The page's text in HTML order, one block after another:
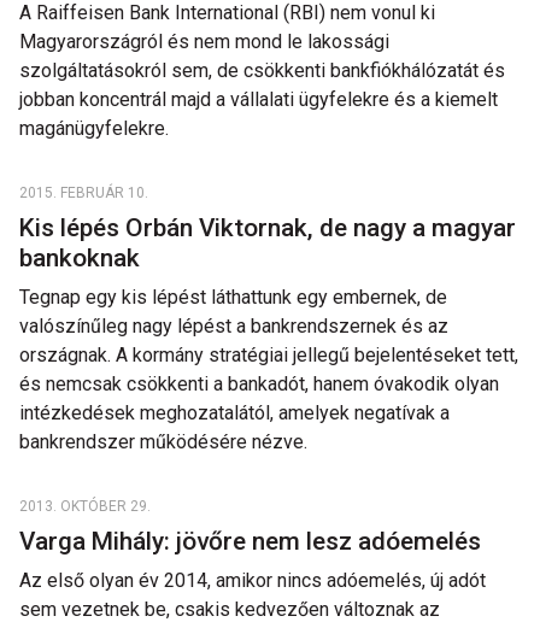
A Raiffeisen Bank International (RBI) nem vonul ki
Magyarországról és nem mond le lakossági
szolgáltatásokról sem, de csökkenti bankfiókhálózatát és
jobban koncentrál majd a vállalati ügyfelekre és a kiemelt
magánügyfelekre.
2015. FEBRUÁR 10.
Kis lépés Orbán Viktornak, de nagy a magyar
bankoknak
Tegnap egy kis lépést láthattunk egy embernek, de
valószínűleg nagy lépést a bankrendszernek és az
országnak. A kormány stratégiai jellegű bejelentéseket tett,
és nemcsak csökkenti a bankadót, hanem óvakodik olyan
intézkedések meghozatalától, amelyek negatívak a
bankrendszer működésére nézve.
2013. OKTÓBER 29.
Varga Mihály: jövőre nem lesz adóemelés
Az első olyan év 2014, amikor nincs adóemelés, új adót
sem vezetnek be, csakis kedvezően változnak az